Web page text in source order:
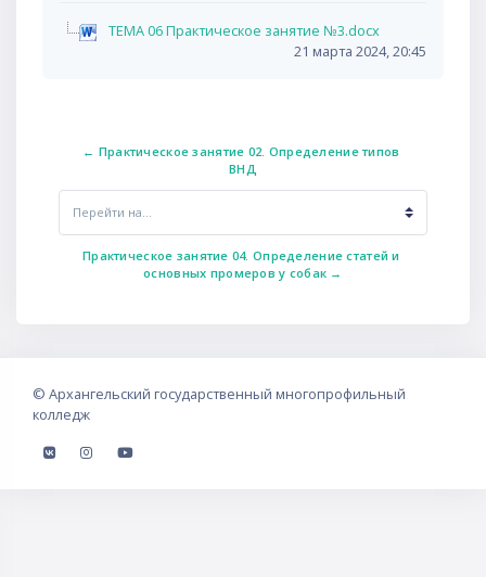
ТЕМА 06 Практическое занятие №3.docx
21 марта 2024, 20:45
← Практическое занятие 02. Определение типов
ВНД
Перейти на...
Практическое занятие 04. Определение статей и
основных промеров у собак →
© Архангельский государственный многопрофильный
колледж